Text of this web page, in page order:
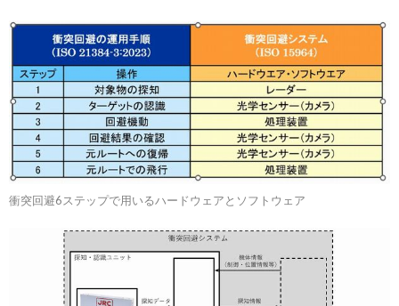
衝突回避6ステップで用いるハードウェアとソフトウェア